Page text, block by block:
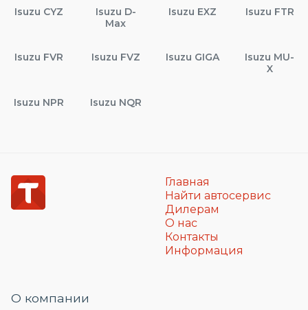
Isuzu CYZ
Isuzu D-
Max
Isuzu EXZ Isuzu FTR
Isuzu FVR Isuzu FVZ Isuzu GIGA
Isuzu MU-
X
Isuzu NPR Isuzu NQR
Главная
Найти автосервис
Дилерам
О нас
Контакты
Информация
О компании